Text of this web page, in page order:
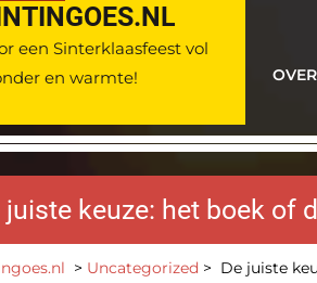
een Sinterklaasfeest vol
en warmte!
juiste keuze: het boek of
> Uncategorized > De juiste